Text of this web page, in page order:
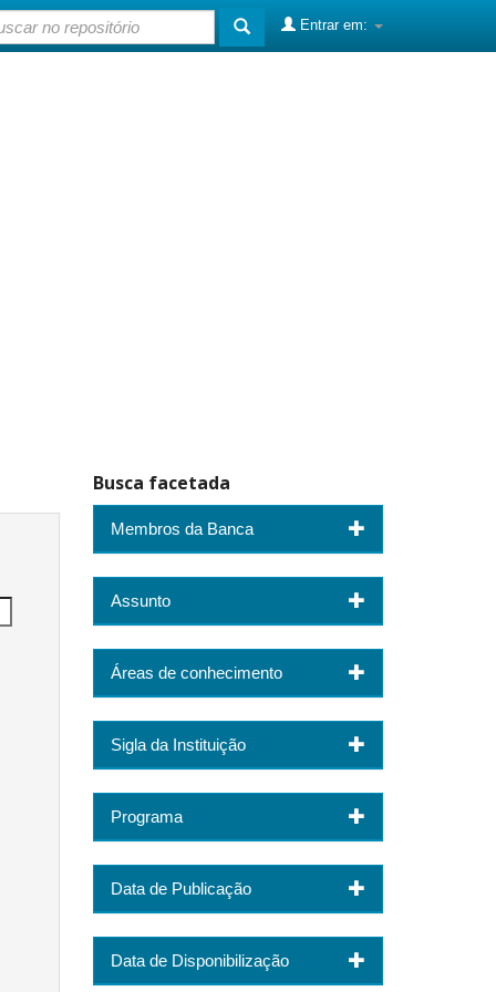
Entrar em:
Busca facetada
Membros da Banca
Assunto
Áreas de conhecimento
Sigla da Instituição
Programa
Data de Publicação
Data de Disponibilização